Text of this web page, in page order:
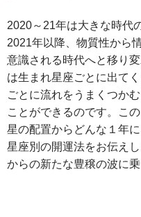
2020～21年は大きな時代
2021年以降、物質性から
意識される時代へと移り
は生まれ星座ごとに出て
ごとに流れをうまくつか
ことができるのです。こ
星の配置からどんな１年
星座別の開運法をお伝え
からの新たな豊穣の波に